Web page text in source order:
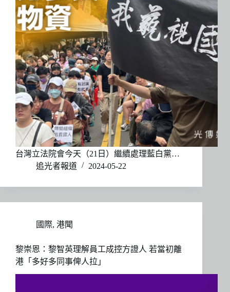
台灣立法院會今天（21日）繼續處理藍白黨…
追光者報道
2024-05-22
國際, 港聞
黎崇恩：黎智英理解員工成控方證人 若當初離
港「多好多同事俾人拉」